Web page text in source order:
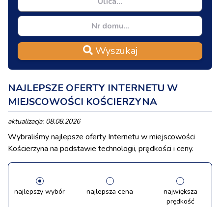
Wyszukaj
NAJLEPSZE OFERTY INTERNETU W
MIEJSCOWOŚCI KOŚCIERZYNA
aktualizacja: 08.08.2026
Wybraliśmy najlepsze oferty Internetu w miejscowości
Kościerzyna na podstawie technologii, prędkości i ceny.
najlepszy wybór najlepsza cena
największa
prędkość